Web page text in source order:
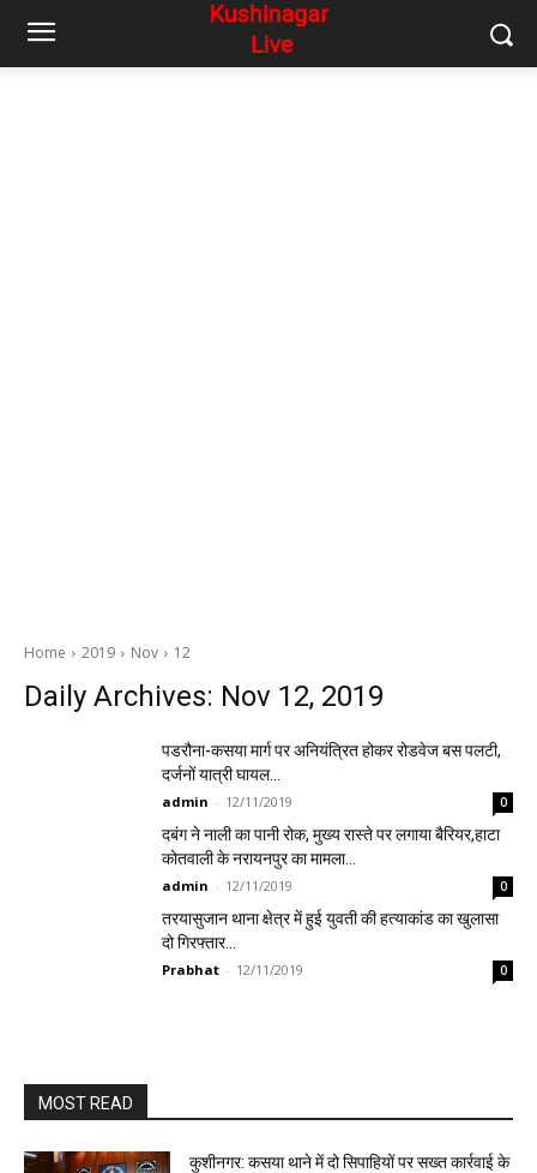
Home 2019 Nov 12
Daily Archives: Nov 12, 2019
पडरौना-कसया मार्ग पर अनियंत्रित होकर रोडवेज बस पलटी,
दर्जनों यात्री घायल…
admin - 12/11/2019 0
दबंग ने नाली का पानी रोक, मुख्य रास्ते पर लगाया बैरियर,हाटा
कोतवाली के नरायनपुर का मामला…
admin - 12/11/2019 0
तरयासुजान थाना क्षेत्र में हुई युवती की हत्याकांड का खुलासा
दो गिरफ्तार…
Prabhat - 12/11/2019 0
MOST READ
कुशीनगर: कसया थाने में दो सिपाहियों पर सख्त कार्रवाई के